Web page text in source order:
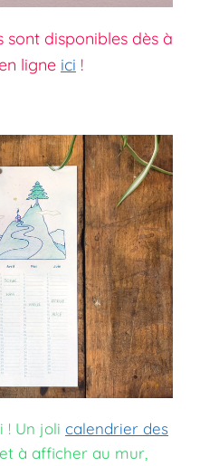
sont disponibles dès à
ligne ici !
! Un joli calendrier des
à afficher au mur,